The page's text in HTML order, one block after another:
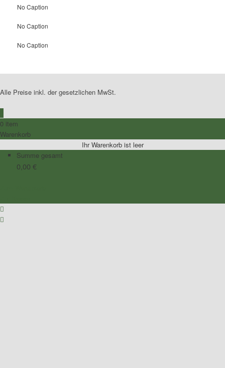
No Caption
No Caption
No Caption
Alle Preise inkl. der gesetzlichen MwSt.
0 item
Warenkorb
Ihr Warenkorb ist leer
Summe gesamt
0,00 €